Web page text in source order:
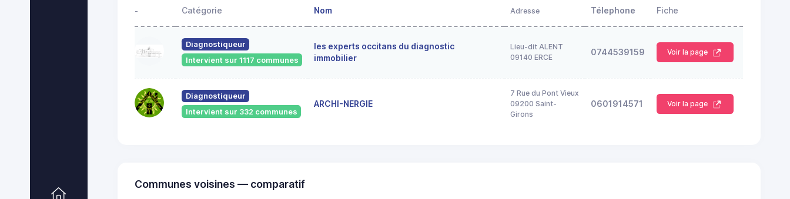
- Catégorie Nom Adresse Télephone Fiche
Diagnostiqueur
Intervient sur 1117 communes
les experts occitans du diagnostic
immobilier
Lieu-dit ALENT
09140 ERCE
0744539159 Voir la page
Diagnostiqueur
Intervient sur 332 communes
ARCHI-NERGIE
7 Rue du Pont Vieux
09200 Saint-
Girons
0601914571 Voir la page
Communes voisines — comparatif